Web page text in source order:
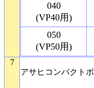
040
(VP40用)
050
(VP50用)
7
アサヒコンパクト